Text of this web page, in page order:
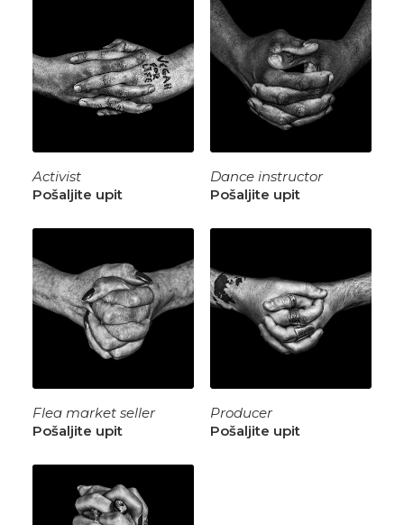
Activist
Pošaljite upit
Dance instructor
Pošaljite upit
Flea market seller
Pošaljite upit
Producer
Pošaljite upit